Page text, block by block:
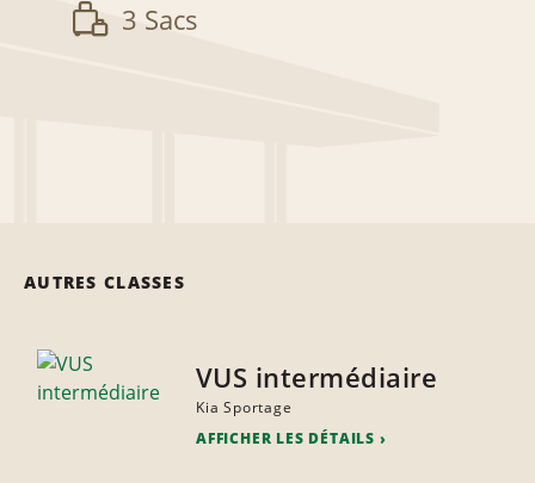
3 Sacs
AUTRES CLASSES
VUS intermédiaire
Kia Sportage
AFFICHER LES DÉTAILS